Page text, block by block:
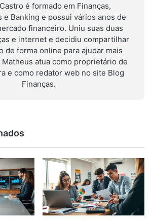
é formado em Finanças,
e Banking e possui vários anos de
financeiro. Uniu suas duas
e internet e decidiu compartilhar
de forma online para ajudar mais
Matheus atua como proprietário de
e como redator web no site Blog
Finanças.